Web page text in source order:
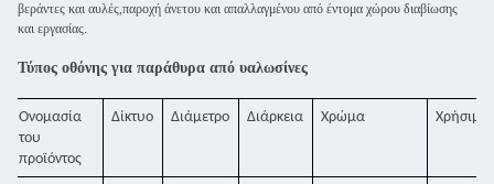
βεράντες και αυλές,παροχή άνετου και απαλλαγμένου από έντομα χώρου διαβίωσης
και εργασίας.
Τύπος οθόνης για παράθυρα από υαλωσίνες
Ονομασία
του
προϊόντος
Δίκτυο Διάμετρο Διάρκεια Χρώμα Χρήσιμο